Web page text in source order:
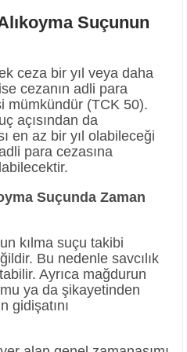
Suçunun
ceza bir yıl veya daha
cezanın adli para
mümkündür (TCK 50).
açısından da
en az bir yıl olabileceği
para cezasına
Suçunda Zaman
kılma suçu takibi
Bu nedenle savcılık
Ayrıca mağdurun
ya da şikayetinden
gidişatını